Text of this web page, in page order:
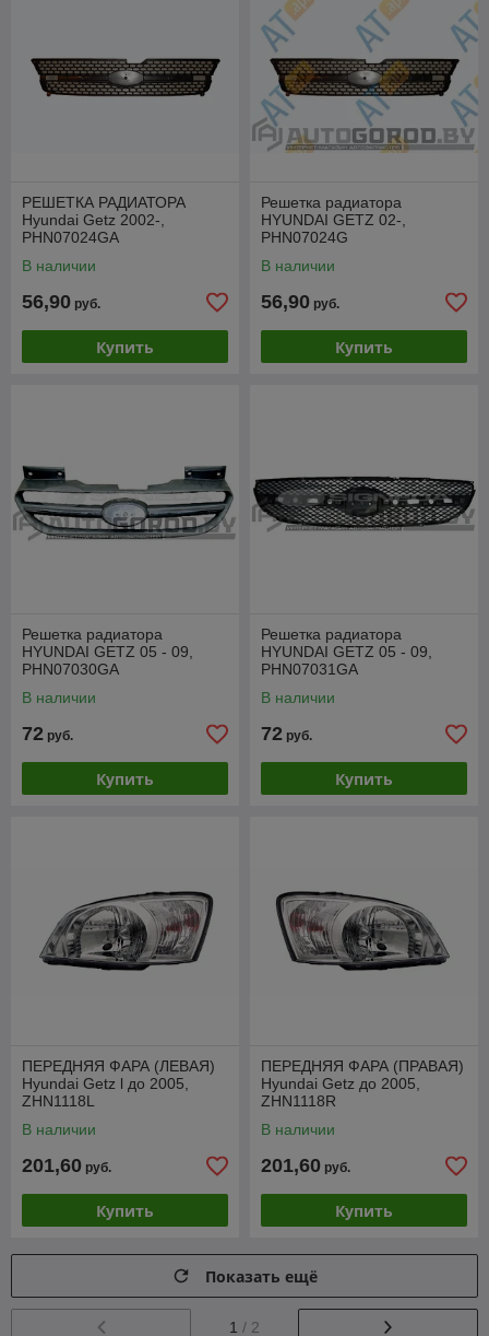
РЕШЕТКА РАДИАТОРА
Hyundai Getz 2002-,
PHN07024GA
В наличии
56,90 руб.
Купить
Решетка радиатора
HYUNDAI GETZ 02-,
PHN07024G
В наличии
56,90 руб.
Купить
Решетка радиатора
HYUNDAI GETZ 05 - 09,
PHN07030GA
В наличии
72 руб.
Купить
Решетка радиатора
HYUNDAI GETZ 05 - 09,
PHN07031GA
В наличии
72 руб.
Купить
ПЕРЕДНЯЯ ФАРА (ЛЕВАЯ)
Hyundai Getz l до 2005,
ZHN1118L
В наличии
201,60 руб.
Купить
ПЕРЕДНЯЯ ФАРА (ПРАВАЯ)
Hyundai Getz до 2005,
ZHN1118R
В наличии
201,60 руб.
Купить
Показать ещё
1 / 2